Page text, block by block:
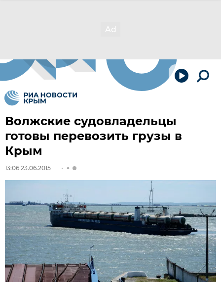
Волжские судовладельцы
готовы перевозить грузы в
Крым
13:06 23.06.2015